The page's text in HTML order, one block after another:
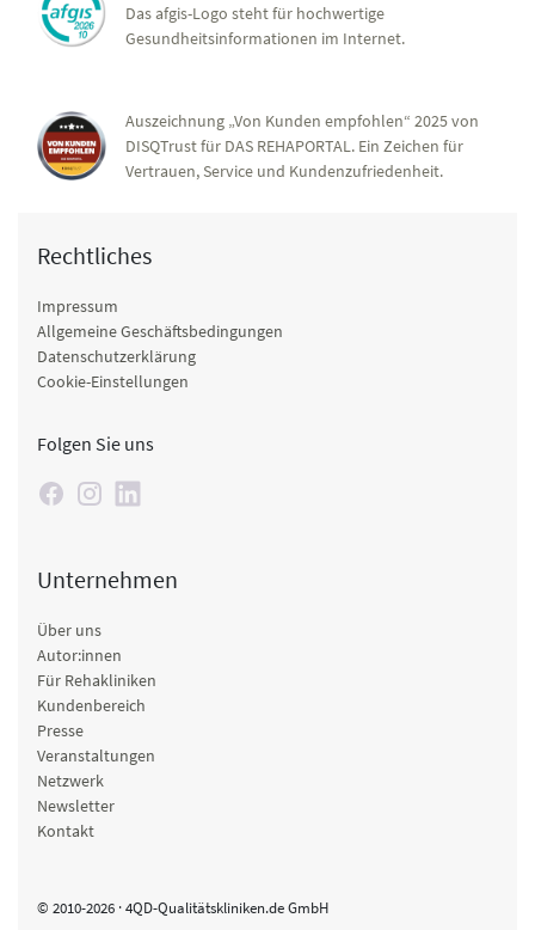
Das afgis-Logo steht für hochwertige
Gesundheitsinformationen im Internet.
Auszeichnung „Von Kunden empfohlen“ 2025 von
DISQTrust für DAS REHAPORTAL. Ein Zeichen für
Vertrauen, Service und Kundenzufriedenheit.
Rechtliches
Impressum
Allgemeine Geschäftsbedingungen
Datenschutzerklärung
Cookie-Einstellungen
Folgen Sie uns
Unternehmen
Über uns
Autor:innen
Für Rehakliniken
Kundenbereich
Presse
Veranstaltungen
Netzwerk
Newsletter
Kontakt
© 2010-2026 · 4QD-Qualitätskliniken.de GmbH